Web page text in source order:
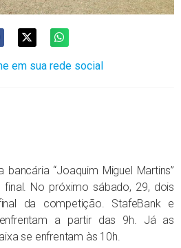
em sua rede social
“Joaquim Miguel Martins”
No próximo sábado, 29, dois
da competição. StafeBank e
a partir das 9h. Já as
se enfrentam às 10h.